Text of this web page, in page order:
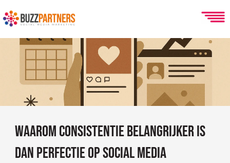
naar
inhoud
Waarom consistentie belangrijker is
dan perfectie op social media